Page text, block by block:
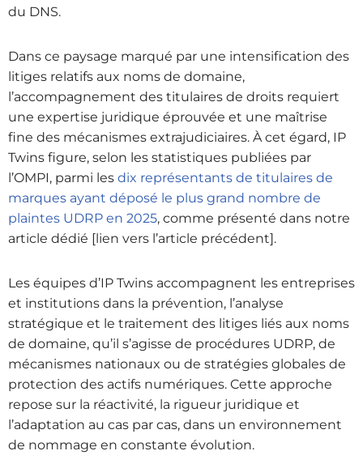
du DNS.
Dans ce paysage marqué par une intensification des
litiges relatifs aux noms de domaine,
l’accompagnement des titulaires de droits requiert
une expertise juridique éprouvée et une maîtrise
fine des mécanismes extrajudiciaires. À cet égard, IP
Twins figure, selon les statistiques publiées par
l’OMPI, parmi les dix représentants de titulaires de
marques ayant déposé le plus grand nombre de
plaintes UDRP en 2025, comme présenté dans notre
article dédié [lien vers l’article précédent].
Les équipes d’IP Twins accompagnent les entreprises
et institutions dans la prévention, l’analyse
stratégique et le traitement des litiges liés aux noms
de domaine, qu’il s’agisse de procédures UDRP, de
mécanismes nationaux ou de stratégies globales de
protection des actifs numériques. Cette approche
repose sur la réactivité, la rigueur juridique et
l’adaptation au cas par cas, dans un environnement
de nommage en constante évolution.